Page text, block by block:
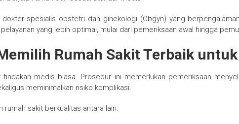
dokter spesialis obstetri dan ginekologi (Obgyn) yang
yang lebih optimal, mulai dari pemeriksaan awal hingga
Rumah Sakit Terbaik
tindakan medis biasa. Prosedur ini memerlukan pemeriksaan
meminimalkan risiko komplikasi.
rumah sakit berkualitas antara lain: